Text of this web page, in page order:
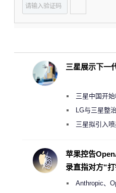
三星展示下一
三星中国开
店 将被逐步清退
LG与三星整
规行为三星拟引入
苹果控告
录直指对方“
Anthropic、